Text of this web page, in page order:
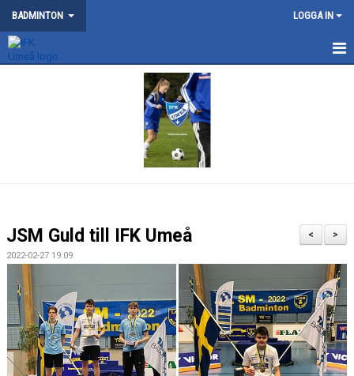
BADMINTON LOGGA IN
TRÄNING
TÄVLING
DOKUMENT
KALENDER
>
<
JSM Guld till IFK Umeå
2022-02-27 19:09